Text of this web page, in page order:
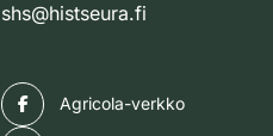
shs@histseura.fi
Agricola-verkko